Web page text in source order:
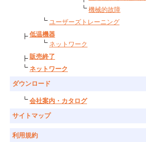
機械的故障
ユーザーズトレーニング
低温機器
ネットワーク
販売終了
ネットワーク
ダウンロード
会社案内・カタログ
サイトマップ
利用規約